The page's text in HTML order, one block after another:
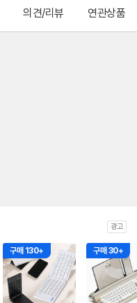
의견/리뷰 연관상품
광고
구매 130+ 구매 30+